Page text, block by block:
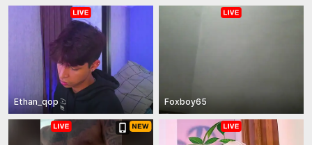
Ethan_qop Foxboy65